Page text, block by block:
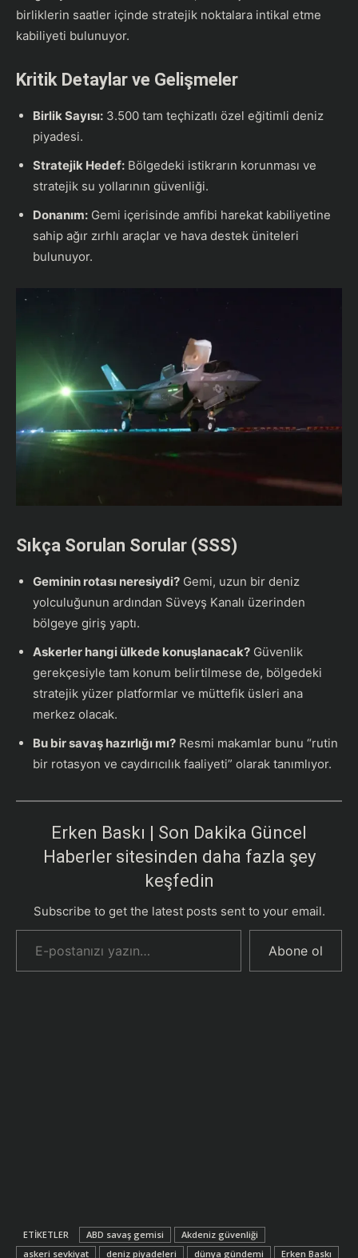
birliklerin saatler içinde stratejik noktalara intikal etme
kabiliyeti bulunuyor.
Kritik Detaylar ve Gelişmeler
Birlik Sayısı: 3.500 tam teçhizatlı özel eğitimli deniz
piyadesi.
Stratejik Hedef: Bölgedeki istikrarın korunması ve
stratejik su yollarının güvenliği.
Donanım: Gemi içerisinde amfibi harekat kabiliyetine
sahip ağır zırhlı araçlar ve hava destek üniteleri
bulunuyor.
Sıkça Sorulan Sorular (SSS)
Geminin rotası neresiydi? Gemi, uzun bir deniz
yolculuğunun ardından Süveyş Kanalı üzerinden
bölgeye giriş yaptı.
Askerler hangi ülkede konuşlanacak? Güvenlik
gerekçesiyle tam konum belirtilmese de, bölgedeki
stratejik yüzer platformlar ve müttefik üsleri ana
merkez olacak.
Bu bir savaş hazırlığı mı? Resmi makamlar bunu “rutin
bir rotasyon ve caydırıcılık faaliyeti” olarak tanımlıyor.
Erken Baskı | Son Dakika Güncel
Haberler sitesinden daha fazla şey
keşfedin
Subscribe to get the latest posts sent to your email.
E-postanızı yazın…
Abone ol
ETIKETLER ABD savaş gemisi
Akdeniz güvenliği
askeri sevkiyat
deniz piyadeleri dünya gündemi
Erken Baskı